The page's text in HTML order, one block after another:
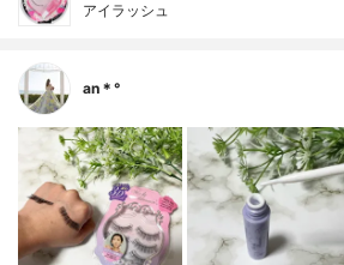
アイラッシュ
an＊°